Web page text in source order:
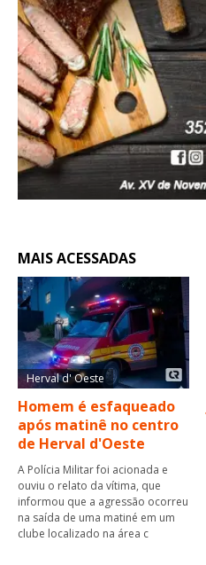
MAIS ACESSADAS
Herval d' Oeste
Homem é esfaqueado
após matinê no centro
de Herval d'Oeste
A Polícia Militar foi acionada e
ouviu o relato da vítima, que
informou que a agressão ocorreu
na saída de uma matiné em um
clube localizado na área c